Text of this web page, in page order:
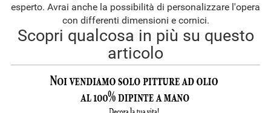
esperto. Avrai anche la possibilità di personalizzare l'opera
con differenti dimensioni e cornici.
Scopri qualcosa in più su questo
articolo